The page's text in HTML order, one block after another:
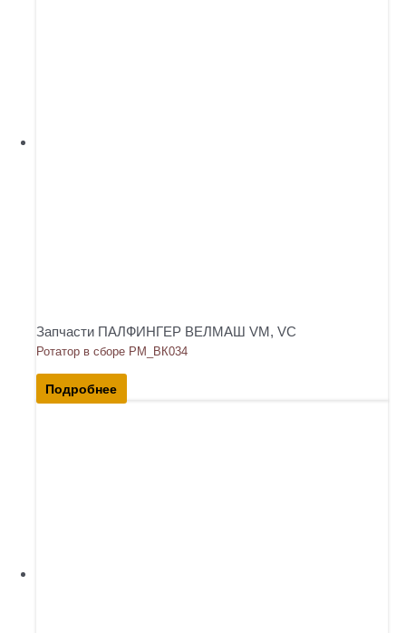
Запчасти ПАЛФИНГЕР ВЕЛМАШ VM, VC
Ротатор в сборе РМ_ВК034
Подробнее